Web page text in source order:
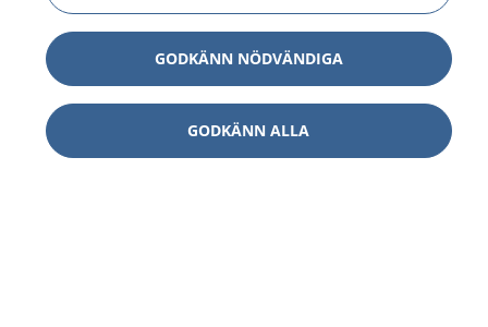
GODKÄNN NÖDVÄNDIGA
GODKÄNN ALLA